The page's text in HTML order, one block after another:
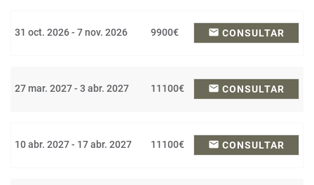
31 oct. 2026 - 7 nov. 2026 9900€ email CONSULTAR
27 mar. 2027 - 3 abr. 2027 11100€ email CONSULTAR
10 abr. 2027 - 17 abr. 2027 11100€ email CONSULTAR